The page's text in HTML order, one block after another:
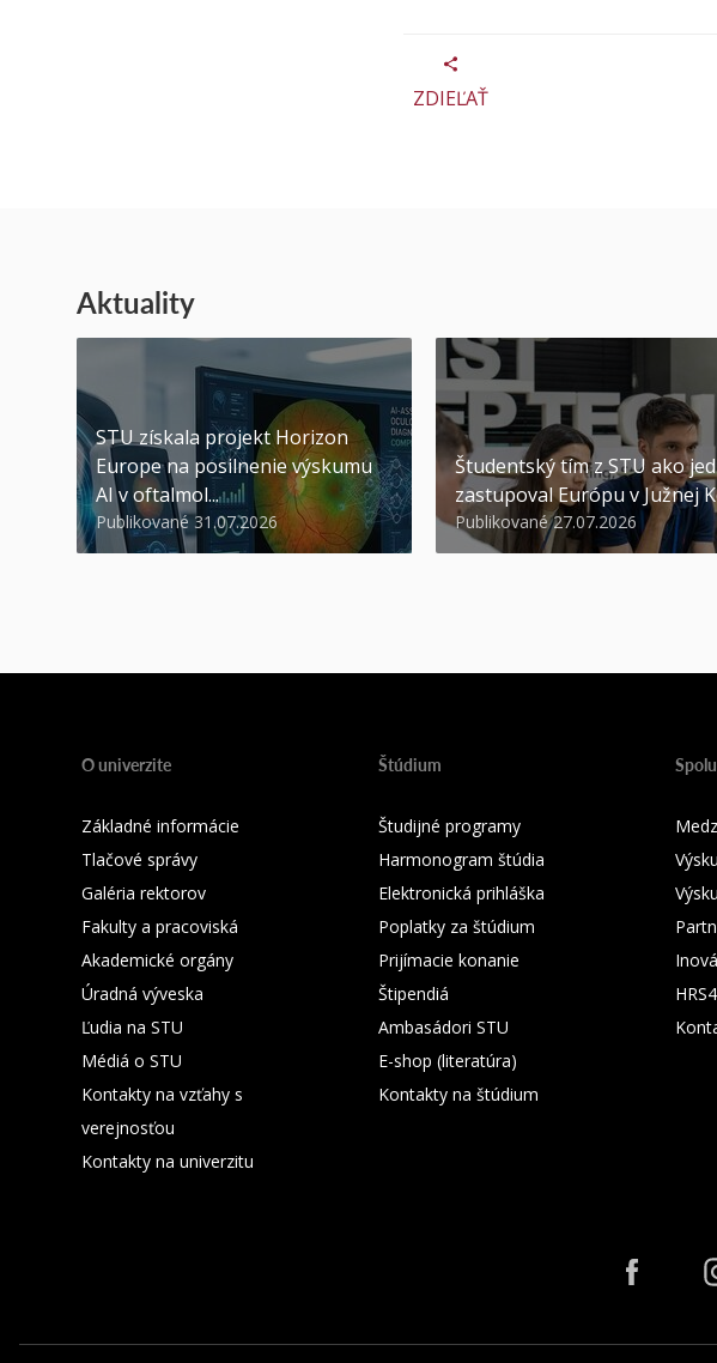
ZDIEĽAŤ
Aktuality
STU získala projekt Horizon
Europe na posilnenie výskumu
AI v oftalmol...
Publikované 31.07.2026
Študentský tím z STU ako
zastupoval Európu v Južnej
Publikované 27.07.2026
O univerzite
Základné informácie
Tlačové správy
Galéria rektorov
Fakulty a pracoviská
Akademické orgány
Úradná výveska
Ľudia na STU
Médiá o STU
Kontakty na vzťahy s
verejnosťou
Kontakty na univerzitu
Štúdium
Študijné programy
Harmonogram štúdia
Elektronická prihláška
Poplatky za štúdium
Prijímacie konanie
Štipendiá
Ambasádori STU
E-shop (literatúra)
Kontakty na štúdium